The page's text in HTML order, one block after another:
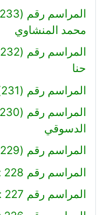
محمد المنشاوي
حنا
المراسم رقم (231) : رضا ذكي محمد
الدسوقي
المراسم رقم (229) : أميرة فكري أحمد
المراسم رقم 228 : محمد حلمي نصار
المراسم رقم 227 : كريم سالم درويش